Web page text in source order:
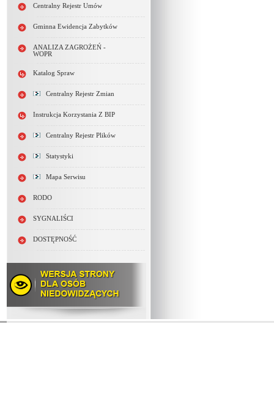
Centralny Rejestr Umów
Gminna Ewidencja Zabytków
ANALIZA ZAGROŻEŃ -
WOPR
Katalog Spraw
Centralny Rejestr Zmian
Instrukcja Korzystania Z BIP
Centralny Rejestr Plików
Statystyki
Mapa Serwisu
RODO
SYGNALIŚCI
DOSTĘPNOŚĆ